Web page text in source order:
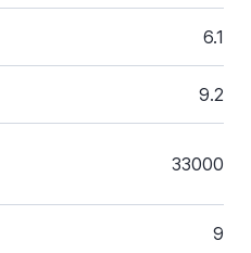
6.1
9.2
33000
9